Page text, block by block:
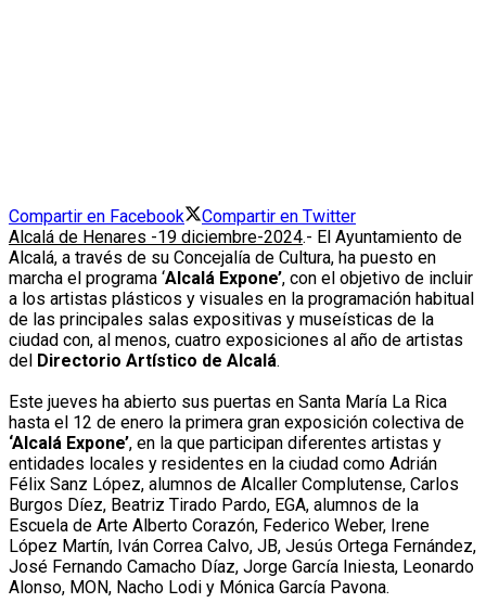
Compartir en Facebook
Compartir en Twitter
Alcalá de Henares -19 diciembre-2024.- El Ayuntamiento de
Alcalá, a través de su Concejalía de Cultura, ha puesto en
marcha el programa ‘Alcalá Expone’, con el objetivo de incluir
a los artistas plásticos y visuales en la programación habitual
de las principales salas expositivas y museísticas de la
ciudad con, al menos, cuatro exposiciones al año de artistas
del Directorio Artístico de Alcalá.
Este jueves ha abierto sus puertas en Santa María La Rica
hasta el 12 de enero la primera gran exposición colectiva de
‘Alcalá Expone’, en la que participan diferentes artistas y
entidades locales y residentes en la ciudad como Adrián
Félix Sanz López, alumnos de Alcaller Complutense, Carlos
Burgos Díez, Beatriz Tirado Pardo, EGA, alumnos de la
Escuela de Arte Alberto Corazón, Federico Weber, Irene
López Martín, Iván Correa Calvo, JB, Jesús Ortega Fernández,
José Fernando Camacho Díaz, Jorge García Iniesta, Leonardo
Alonso, MON, Nacho Lodi y Mónica García Pavona.